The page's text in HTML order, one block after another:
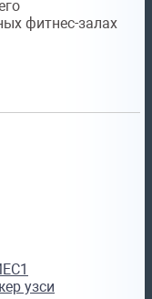
фитнес-залах
узси